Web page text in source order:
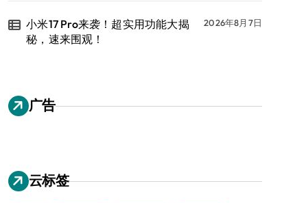
小米17 Pro来袭！超实用功能大揭
秘，速来围观！
2026年8月7日
广告
云标签